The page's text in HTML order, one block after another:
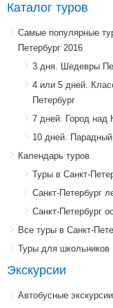
Каталог туров
Самые популярные
Петербург 2016
3 дня. Шедевры
4 или 5 дней.
Петербург
7 дней. Город над
10 дней. Парадный
Календарь туров
Туры в Санкт-
Санкт-Петербург
Санкт-Петербург
Все туры в Санкт-
Туры для школьников
Экскурсии
Автобусные экскурсии